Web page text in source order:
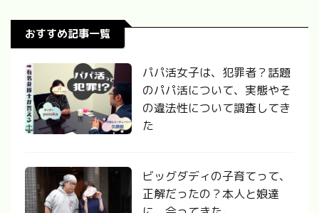
おすすめ記事一覧
パパ活女子は、犯罪者？話題
のパパ活について、実態やそ
の違法性について調査してき
た
ビッグダディの子育てって、
正解だったの？本人と娘達